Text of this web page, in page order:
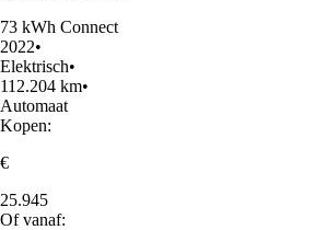
73 kWh Connect
2022•
Elektrisch•
112.204 km•
Automaat
Kopen:
€
25.945
Of vanaf: